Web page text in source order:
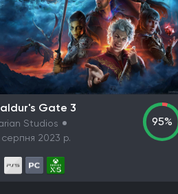
4 PlayStation 5 ПК Xbox One
3DS Nintendo Switch 2 Mac
Software CD Project Red
Mojang Studios Mauris
Tango Gameworks
Teyon Coffee
BioWare
Gate 3
Studios
серпня 2023 р.
95%